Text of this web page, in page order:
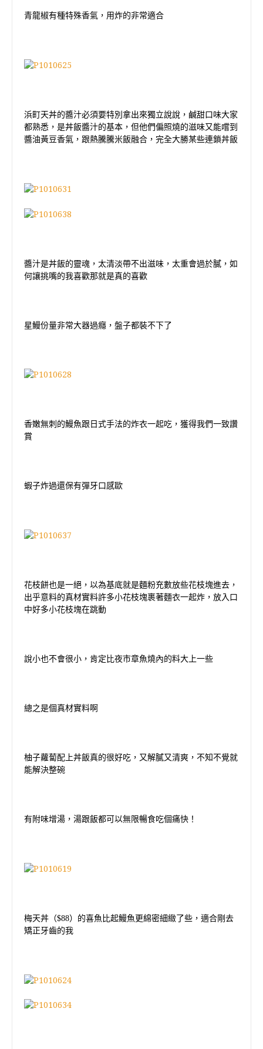
青龍椒有種特殊香氣，用炸的非常適合
浜町天丼的醬汁必須要特別拿出來獨立說說，鹹甜口味大家
都熟悉，是丼飯醬汁的基本，但他們偏照燒的滋味又能嚐到
醬油黃豆香氣，跟熱騰騰米飯融合，完全大勝某些連鎖丼飯
醬汁是丼飯的靈魂，太清淡帶不出滋味，太重會過於膩，如
何讓挑嘴的我喜歡那就是真的喜歡
星鰻份量非常大器過癮，盤子都裝不下了
香嫩無刺的鰻魚跟日式手法的炸衣一起吃，獲得我們一致讚
賞
蝦子炸過還保有彈牙口感歐
花枝餅也是一絕，以為基底就是麵粉充數放些花枝塊進去，
出乎意料的真材實料許多小花枝塊裹著麵衣一起炸，放入口
中好多小花枝塊在跳動
說小也不會很小，肯定比夜市章魚燒內的料大上一些
總之是個真材實料啊
柚子蘿蔔配上丼飯真的很好吃，又解膩又清爽，不知不覺就
能解決整碗
有附味增湯，湯跟飯都可以無限暢食吃個痛快！
梅天丼（$88）的喜魚比起鰻魚更綿密細緻了些，適合剛去
矯正牙齒的我